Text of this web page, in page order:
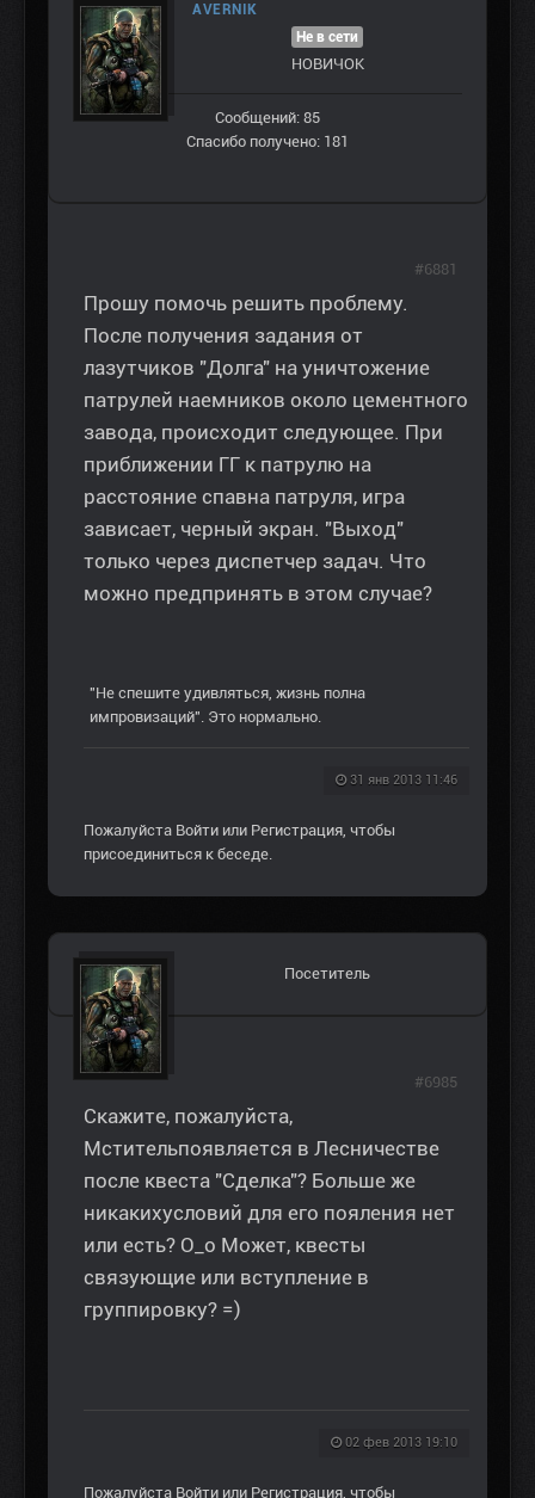
AVERNIK
Не в сети
НОВИЧОК
Сообщений: 85
Спасибо получено: 181
Прошу помочь решить проблему.
После получения задания от
лазутчиков "Долга" на уничтожение
патрулей наемников около цементного
завода, происходит следующее. При
приближении ГГ к патрулю на
расстояние спавна патруля, игра
зависает, черный экран. "Выход"
только через диспетчер задач. Что
можно предпринять в этом случае?
"Не спешите удивляться, жизнь полна
импровизаций". Это нормально.
31 янв 2013 11:46
#6881
Пожалуйста Войти или Регистрация, чтобы
присоединиться к беседе.
Посетитель
Скажите, пожалуйста,
Мстительпоявляется в Лесничестве
после квеста "Сделка"? Больше же
никакихусловий для его пояления нет
или есть? О_о Может, квесты
связующие или вступление в
группировку? =)
02 фев 2013 19:10
#6985
Пожалуйста Войти или Регистрация, чтобы